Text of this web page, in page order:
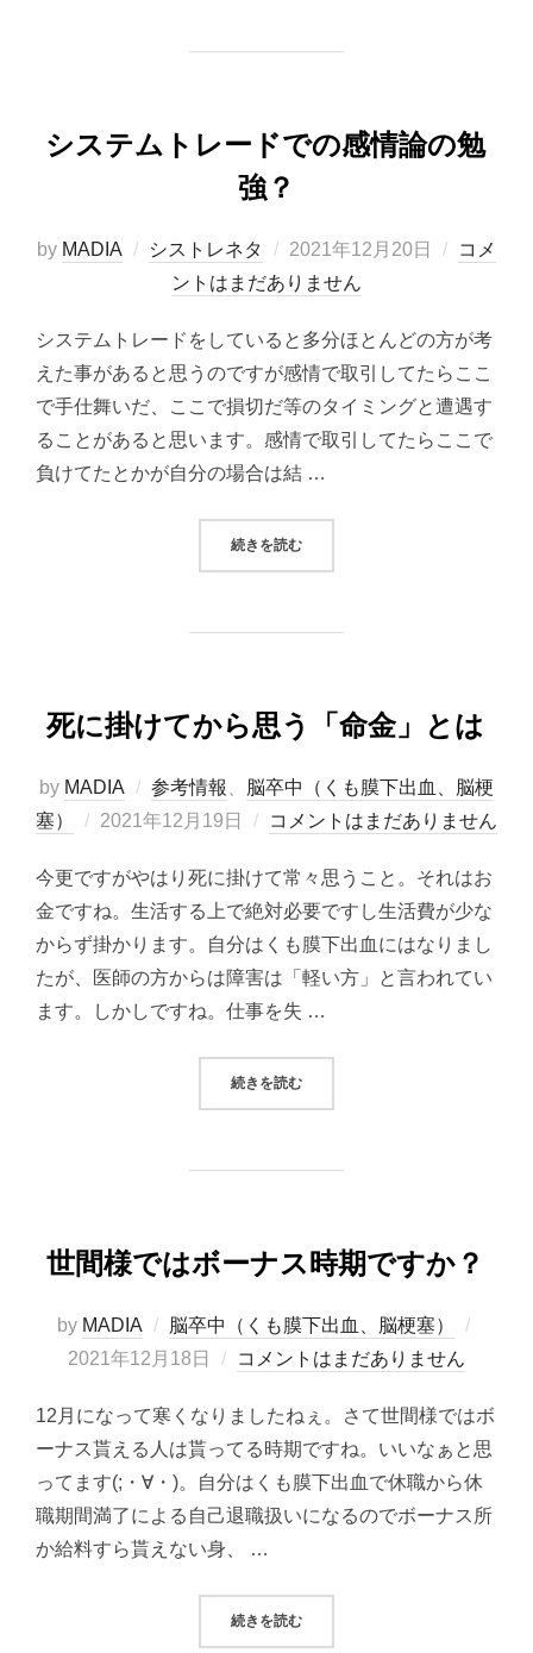
システムトレードでの感情論の勉
強？
by MADIA シストレネタ
投
稿
2021年12月20日
コメ
ントはまだありません
システムトレードをしていると多分ほとんどの方が考
えた事があると思うのですが感情で取引してたらここ
で手仕舞いだ、ここで損切だ等のタイミングと遭遇す
ることがあると思います。感情で取引してたらここで
負けてたとかが自分の場合は結 …
続きを読む“システムトレードでの感情論の勉
死に掛けてから思う「命金」とは
by MADIA 参考情報
脳卒中（くも膜下出血、脳梗
塞）
投
日:
2021年12月19日 コメントはまだありません
今更ですがやはり死に掛けて常々思うこと。それはお
金ですね。生活する上で絶対必要ですし生活費が少な
からず掛かります。自分はくも膜下出血にはなりまし
たが、医師の方からは障害は「軽い方」と言われてい
ます。しかしですね。仕事を失 …
続きを読む“死に掛けてから思う「命金」とは”
世間様ではボーナス時期ですか？
by MADIA 脳卒中（くも膜下出血、脳梗塞）
2021年12月18日 コメントはまだありません
12月になって寒くなりましたねぇ。さて世間様ではボ
ーナス貰える人は貰ってる時期ですね。いいなぁと思
ってます(;・∀・)。自分はくも膜下出血で休職から休
職期間満了による自己退職扱いになるのでボーナス所
か給料すら貰えない身、 …
続きを読む“世間様ではボーナス時期ですか？”